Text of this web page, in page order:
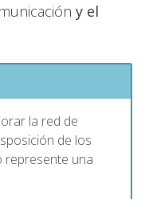
y el
la red de
de los
represente una